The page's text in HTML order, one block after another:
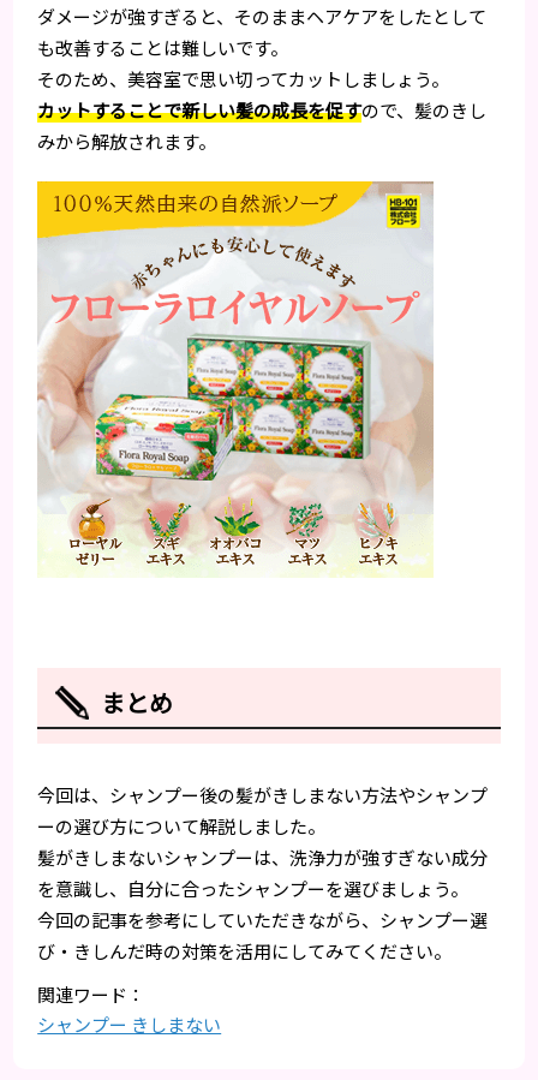
ダメージが強すぎると、そのままヘアケアをしたとして
も改善することは難しいです。
そのため、美容室で思い切ってカットしましょう。
カットすることで新しい髪の成長を促すので、髪のきし
みから解放されます。
まとめ
今回は、シャンプー後の髪がきしまない方法やシャンプ
ーの選び方について解説しました。
髪がきしまないシャンプーは、洗浄力が強すぎない成分
を意識し、自分に合ったシャンプーを選びましょう。
今回の記事を参考にしていただきながら、シャンプー選
び・きしんだ時の対策を活用にしてみてください。
シャンプー きしまない